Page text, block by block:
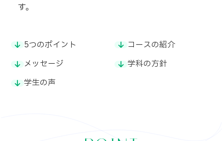
す。
5つのポイント
コースの紹介
メッセージ
学科の方針
学生の声